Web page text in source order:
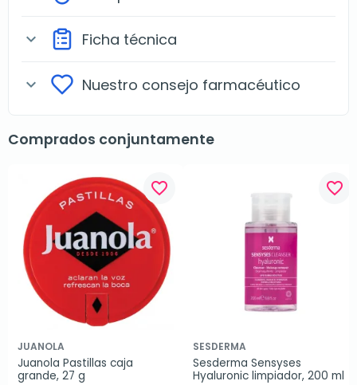
expand_more Ficha técnica
expand_more Nuestro consejo farmacéutico
Comprados conjuntamente
favorite_border
JUANOLA
Juanola Pastillas caja
grande, 27 g
favorite_border
SESDERMA
Sesderma Sensyses
Hyaluronic limpiador, 200 ml